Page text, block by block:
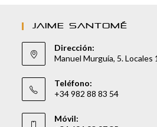
JAIME SANTOMÉ
Dirección:
Manuel Murguía, 5. Locales
Teléfono:
+34 982 88 83 54
Móvil: